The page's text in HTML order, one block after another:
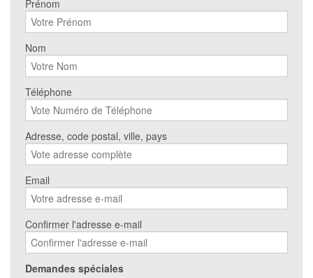
Prénom
Nom
Téléphone
Adresse, code postal, ville, pays
Email
Confirmer l'adresse e-mail
Demandes spéciales